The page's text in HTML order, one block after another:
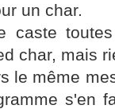
un char.
caste
char, mais
le même
s'en